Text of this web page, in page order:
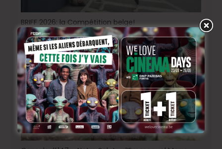
BRIFF 2026: la Compétition belge!
3 jours ago